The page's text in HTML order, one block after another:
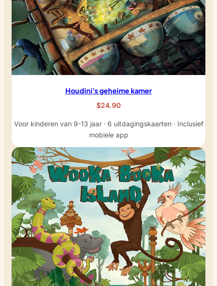
Houdini's geheime kamer
$24.90
Voor kinderen van 9-13 jaar · 6 uitdagingskaarten · Inclusief
mobiele app